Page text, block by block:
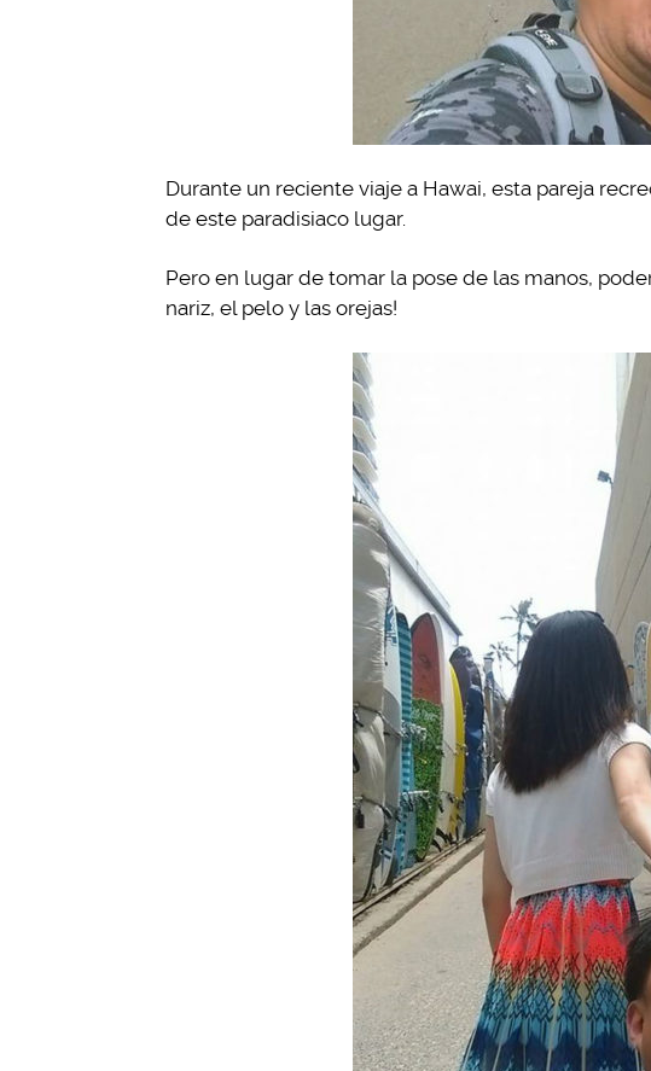
Durante un reciente viaje a Hawai, esta pareja
de este paradisiaco lugar.
Pero en lugar de tomar la pose de las manos,
nariz, el pelo y las orejas!